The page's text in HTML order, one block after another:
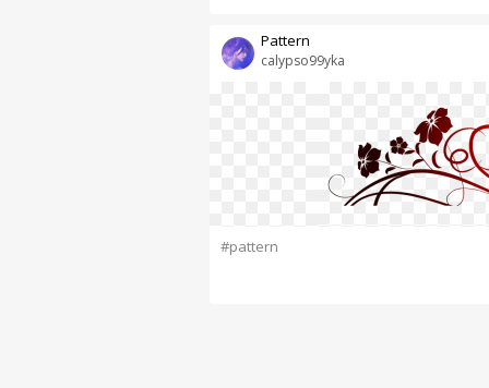
calypso99yka
Pattern
#pattern